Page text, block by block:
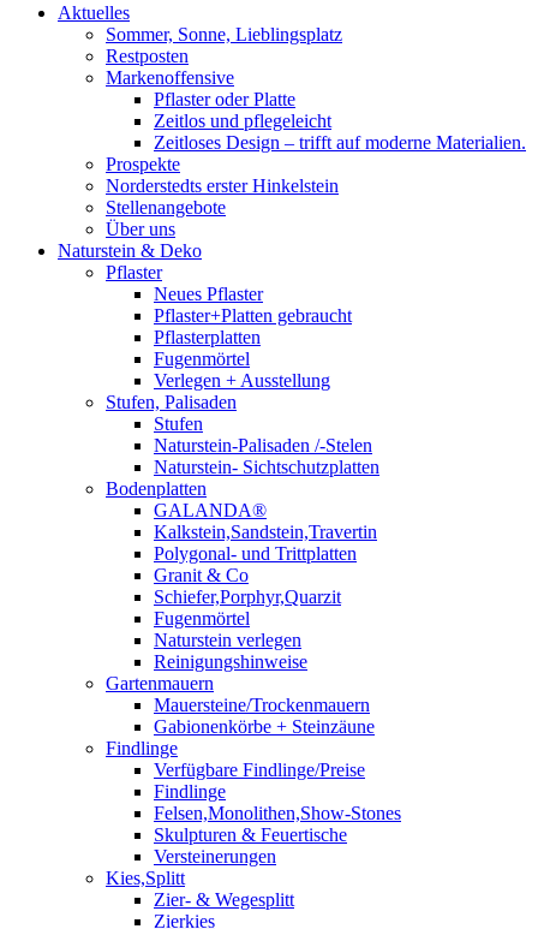
Aktuelles
Sommer, Sonne, Lieblingsplatz
Restposten
Markenoffensive
Pflaster oder Platte
Zeitlos und pflegeleicht
Zeitloses Design – trifft auf moderne Materialien.
Prospekte
Norderstedts erster Hinkelstein
Stellenangebote
Über uns
Naturstein & Deko
Pflaster
Neues Pflaster
Pflaster+Platten gebraucht
Pflasterplatten
Fugenmörtel
Verlegen + Ausstellung
Stufen, Palisaden
Stufen
Naturstein-Palisaden /-Stelen
Naturstein- Sichtschutzplatten
Bodenplatten
GALANDA®
Kalkstein,Sandstein,Travertin
Polygonal- und Trittplatten
Granit & Co
Schiefer,Porphyr,Quarzit
Fugenmörtel
Naturstein verlegen
Reinigungshinweise
Gartenmauern
Mauersteine/Trockenmauern
Gabionenkörbe + Steinzäune
Findlinge
Verfügbare Findlinge/Preise
Findlinge
Felsen,Monolithen,Show-Stones
Skulpturen & Feuertische
Versteinerungen
Kies,Splitt
Zier- & Wegesplitt
Zierkies